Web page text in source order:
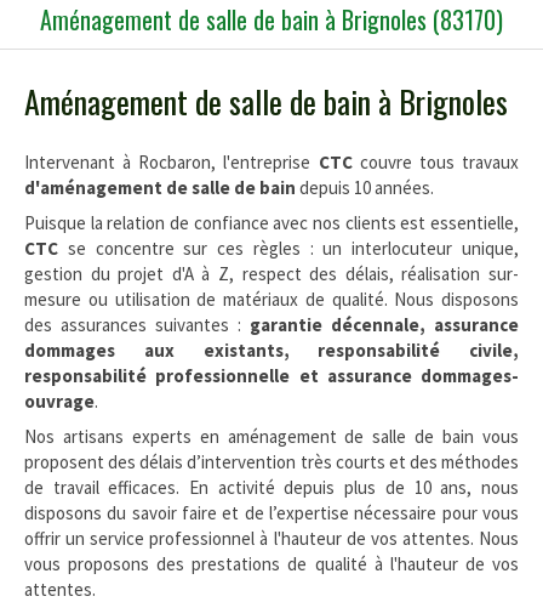
Aménagement de salle de bain à Brignoles (83170)
Aménagement de salle de bain à Brignoles
Intervenant à Rocbaron, l'entreprise CTCcouvre tous travaux
d'aménagement de salle de bain depuis 10 années.
Puisque la relation de confiance avec nos clients est essentielle,
CTC se concentre sur ces règles : un interlocuteur unique,
gestion du projet d'A à Z, respect des délais, réalisation sur-
mesure ou utilisation de matériaux de qualité. Nous disposons
des assurances suivantes : garantie décennale, assurance
dommages aux existants, responsabilité civile,
responsabilité professionnelle et assurance dommages-
ouvrage.
Nos artisans experts en aménagement de salle de bain vous
proposent des délais d’intervention très courts et des méthodes
de travail efficaces. En activité depuis plus de 10 ans, nous
disposons du savoir faire et de l’expertise nécessaire pour vous
offrir un service professionnel à l'hauteur de vos attentes. Nous
vous proposons des prestations de qualité à l'hauteur de vos
attentes.